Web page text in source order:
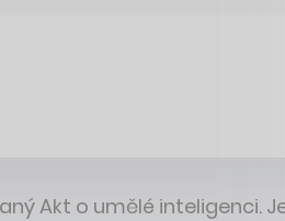
Akt o umělé inteligenci.